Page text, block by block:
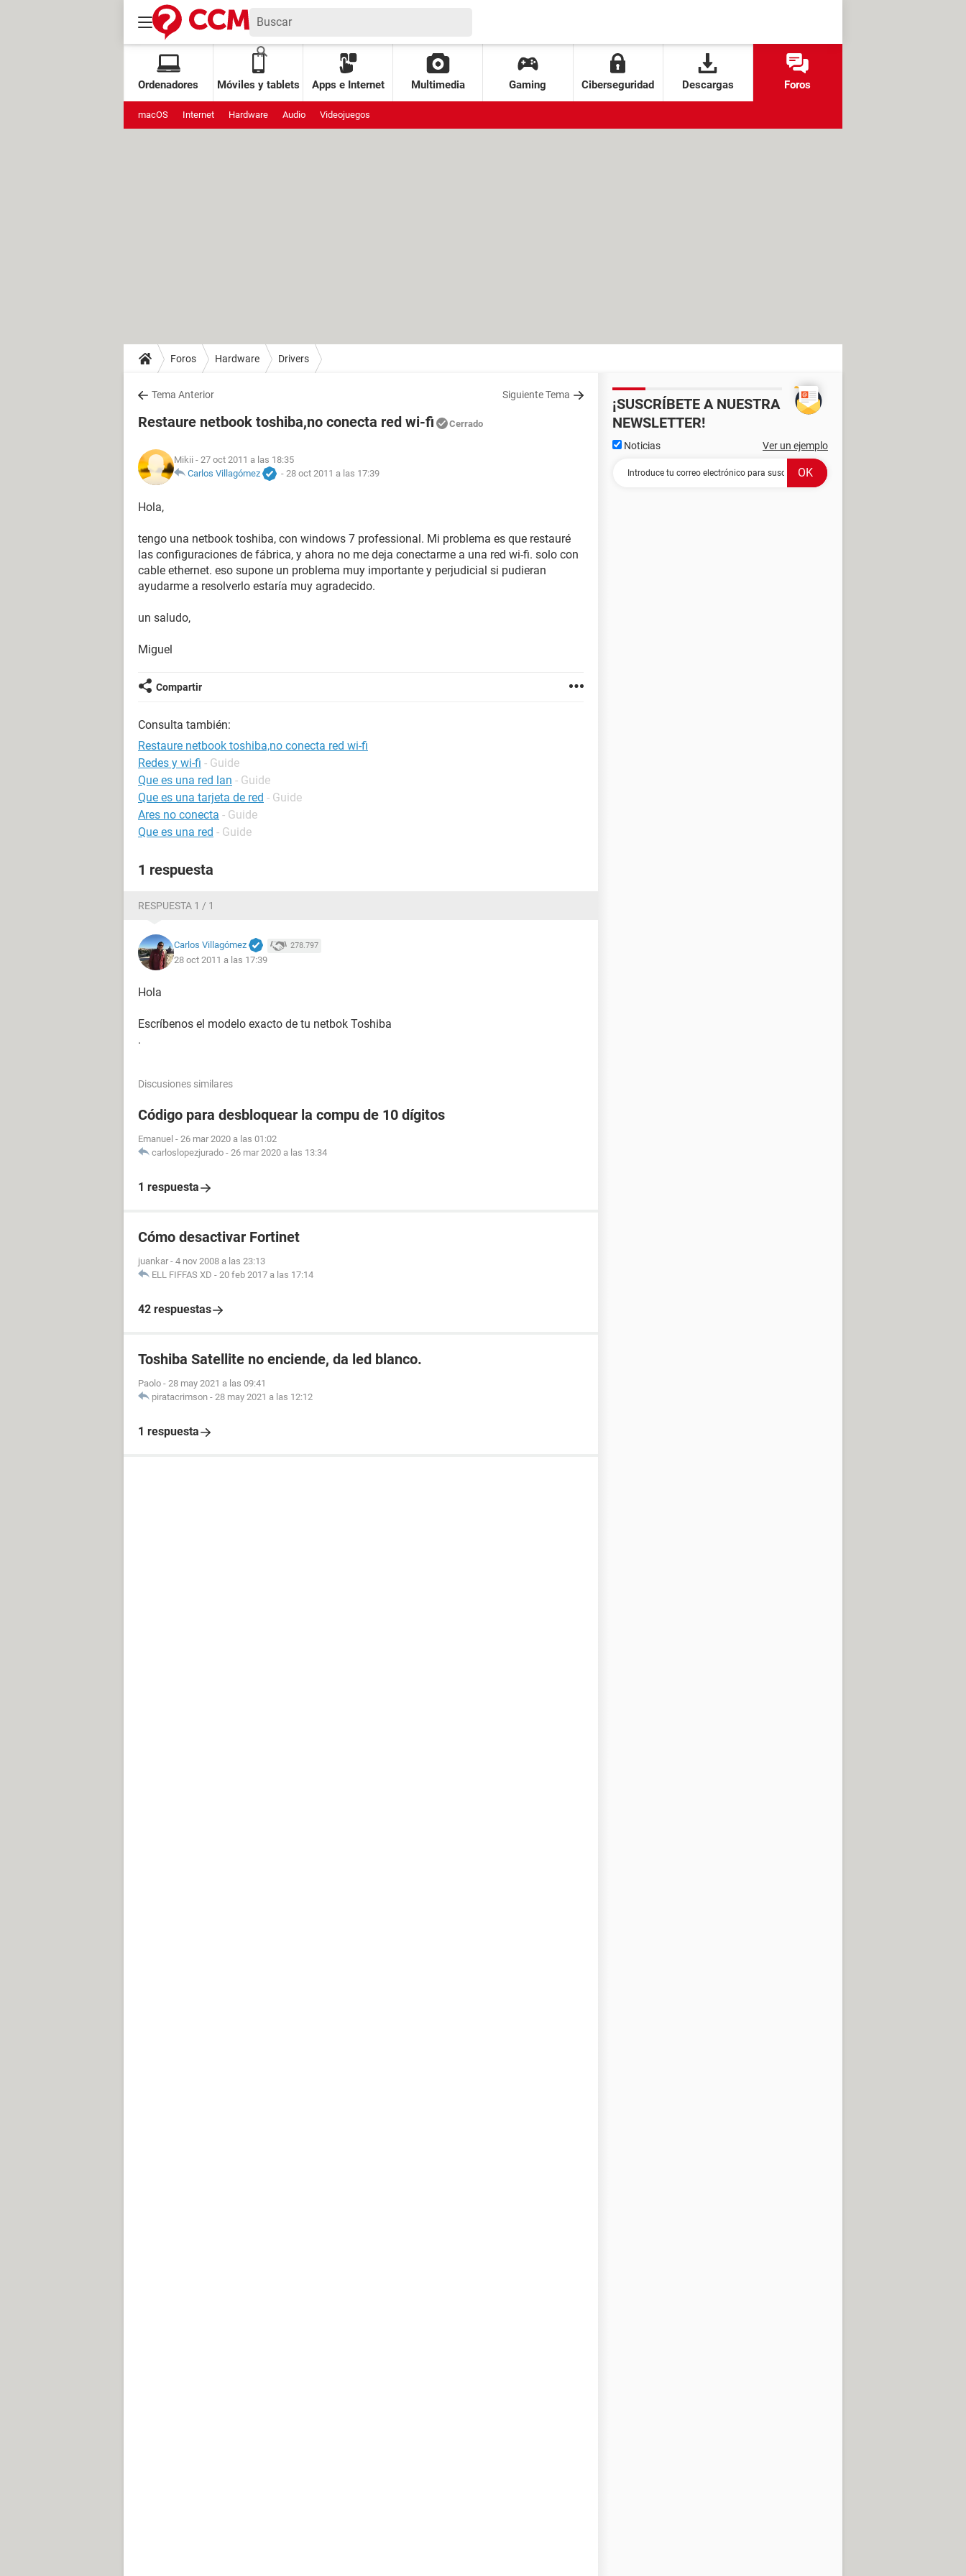
Ordenadores Móviles y tablets Apps e Internet Multimedia Gaming Ciberseguridad Descargas Foros
macOS Internet Hardware Audio Videojuegos
Foros Hardware Drivers
Tema Anterior Siguiente Tema
Restaure netbook toshiba,no conecta red wi-fi Cerrado
Mikii - 27 oct 2011 a las 18:35
Carlos Villagómez
- 28 oct 2011 a las 17:39
Hola,
tengo una netbook toshiba, con windows 7 professional. Mi problema es que restauré
las configuraciones de fábrica, y ahora no me deja conectarme a una red wi-fi. solo con
cable ethernet. eso supone un problema muy importante y perjudicial si pudieran
ayudarme a resolverlo estaría muy agradecido.
un saludo,
Miguel
Compartir
Consulta también:
Restaure netbook toshiba,no conecta red wi-fi
Redes y wi-fi - Guide
Que es una red lan - Guide
Que es una tarjeta de red - Guide
Ares no conecta - Guide
Que es una red - Guide
1 respuesta
RESPUESTA 1 / 1
Carlos Villagómez 278.797
28 oct 2011 a las 17:39
Hola
Escríbenos el modelo exacto de tu netbok Toshiba
.
Discusiones similares
Código para desbloquear la compu de 10 dígitos
Emanuel - 26 mar 2020 a las 01:02
carloslopezjurado - 26 mar 2020 a las 13:34
1 respuesta
Cómo desactivar Fortinet
juankar - 4 nov 2008 a las 23:13
ELL FIFFAS XD - 20 feb 2017 a las 17:14
42 respuestas
Toshiba Satellite no enciende, da led blanco.
Paolo - 28 may 2021 a las 09:41
piratacrimson - 28 may 2021 a las 12:12
1 respuesta
¡SUSCRÍBETE A NUESTRA
NEWSLETTER!
Noticias Ver un ejemplo